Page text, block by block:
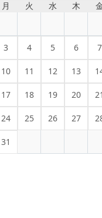
月 火 水 木
3 4 5 6 7
10 11 12 13
17 18 19 20 21
24 25 26 27
31